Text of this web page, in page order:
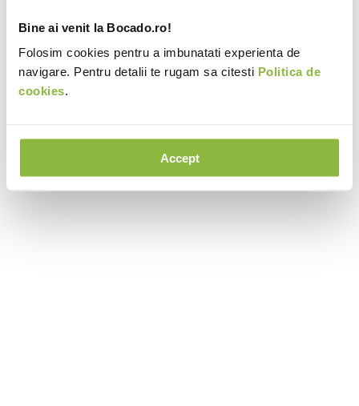
Bine ai venit la Bocado.ro!
Folosim cookies pentru a imbunatati experienta de
navigare. Pentru detalii te rugam sa citesti Politica de
cookies.
Accept